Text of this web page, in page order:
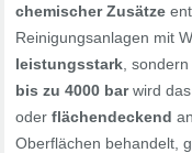
chemischer Zusätze
Reinigungsanlagen mit
leistungsstark ,
bis zu 4000 barwird das
oder flächendeckend
Oberflächen behandelt,